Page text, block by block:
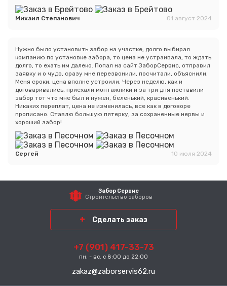
Михаил Степанович 01 август 2024
Нужно было установить забор на участке, долго выбирал
компанию по установке забора, то цена не устраивала, то ждать
долго, то ехать им далеко. Попал на сайт ЗаборСервис, отправил
заявку и о чудо, сразу мне перезвонили, посчитали, объяснили.
Меня сроки, цена вполне устроили. Через неделю, как и
договаривались, приехали монтажники и за три дня поставили
забор тот что мне был и нужен, беленький, красивенький.
Никаких переплат, цена не изменилась, все как в договоре
прописано. Ставлю большую пятерку, за сохраненные нервы и
хороший забор!
Сергей 10 июля 2024
Забор Сервис
Строительство заборов
Сделать заказ
+7 (901) 417-33-73
пн. - вс. с 8:00 до 22:00
zakaz@zaborservis62.ru